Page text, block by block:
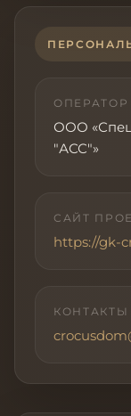
ОПЕРАТОР
ООО
"АСС"»
САЙТ
https://gk-